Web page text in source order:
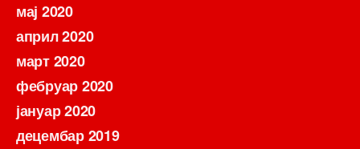
мај 2020
април 2020
март 2020
фебруар 2020
јануар 2020
децембар 2019